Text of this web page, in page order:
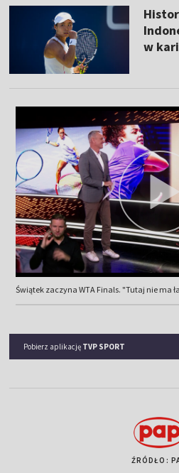
w
Świątek zaczyna WTA Finals. "Tutaj nie ma
Pobierz aplikację TVP SPORT
ŹRÓDŁO: